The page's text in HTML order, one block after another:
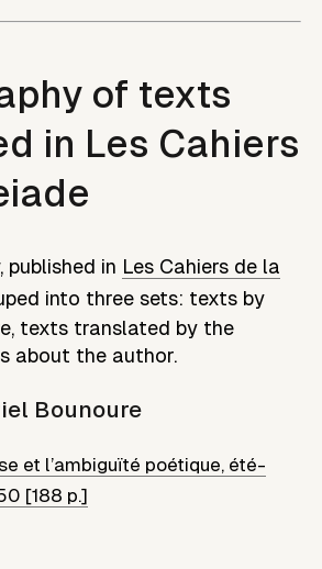
of texts
in Les Cahiers
published in Les Cahiers de la
into three sets: texts by
, texts translated by the
about the author.
Bounoure
et l’ambiguïté poétique, été-
[188 p.]